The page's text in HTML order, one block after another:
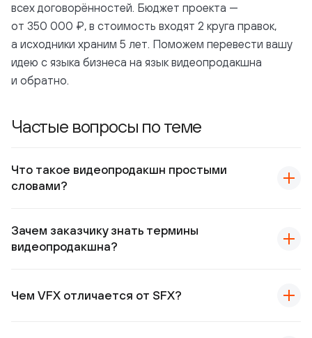
всех договорённостей. Бюджет проекта —
от 350 000 ₽, в стоимость входят 2 круга правок,
а исходники храним 5 лет. Поможем перевести вашу
идею с языка бизнеса на язык видеопродакшна
и обратно.
Частые вопросы по теме
Что такое видеопродакшн простыми
словами?
Зачем заказчику знать термины
видеопродакшна?
Чем VFX отличается от SFX?